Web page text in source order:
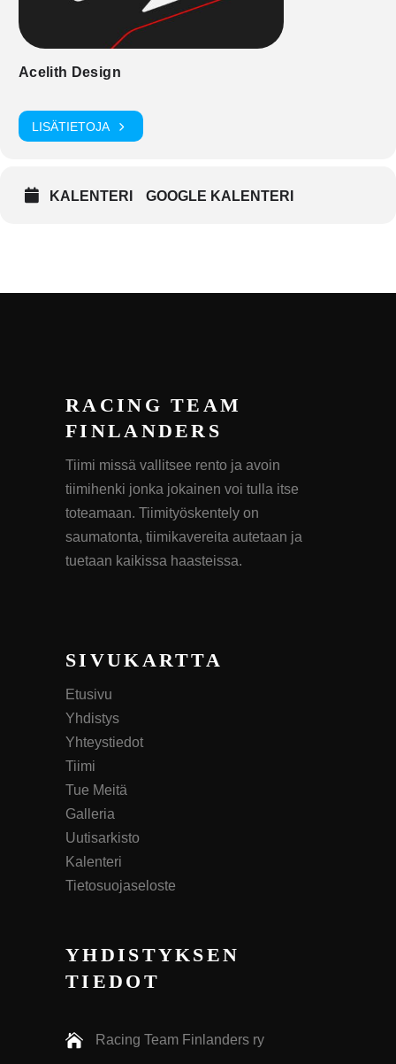
Acelith Design
LISÄTIETOJA
KALENTERI GOOGLE KALENTERI
RACING TEAM
FINLANDERS
Tiimi missä vallitsee rento ja avoin
tiimihenki jonka jokainen voi tulla itse
toteamaan. Tiimityöskentely on
saumatonta, tiimikavereita autetaan ja
tuetaan kaikissa haasteissa.
SIVUKARTTA
Etusivu
Yhdistys
Yhteystiedot
Tiimi
Tue Meitä
Galleria
Uutisarkisto
Kalenteri
Tietosuojaseloste
YHDISTYKSEN
TIEDOT
Racing Team Finlanders ry